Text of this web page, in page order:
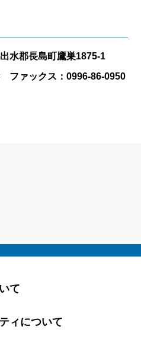
郡長島町鷹巣1875-1
ファックス：0996-86-0950
て
ィについて